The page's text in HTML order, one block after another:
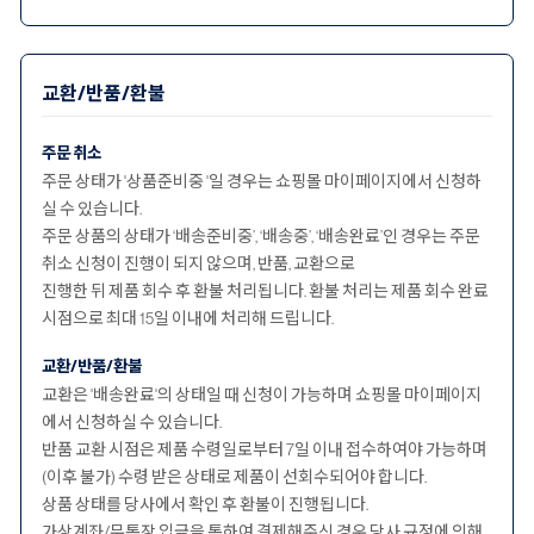
교환/반품/환불
주문 취소
주문 상태가 '상품준비중 '일 경우는 쇼핑몰 마이페이지에서 신청하
실 수 있습니다.
주문 상품의 상태가 ‘배송준비중’, ‘배송중’, ‘배송완료’인 경우는 주문
취소 신청이 진행이 되지 않으며, 반품, 교환으로
진행한 뒤 제품 회수 후 환불 처리됩니다. 환불 처리는 제품 회수 완료
시점으로 최대 15일 이내에 처리해 드립니다.
교환/반품/환불
교환은 '배송완료'의 상태일 때 신청이 가능하며 쇼핑몰 마이페이지
에서 신청하실 수 있습니다.
반품 교환 시점은 제품 수령일로부터 7일 이내 접수하여야 가능하며
(이후 불가) 수령 받은 상태로 제품이 선회수되어야 합니다.
상품 상태를 당사에서 확인 후 환불이 진행됩니다.